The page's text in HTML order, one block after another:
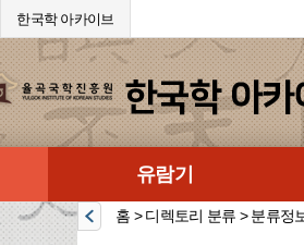
한국학 아카이브
유람기
홈 > 디렉토리 분류 > 분류정